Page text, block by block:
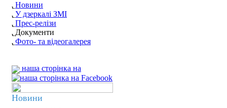
Новини
У дзеркалі ЗМІ
Прес-релізи
Документи
Фото- та відеогалерея
наша сторінка на
Новини